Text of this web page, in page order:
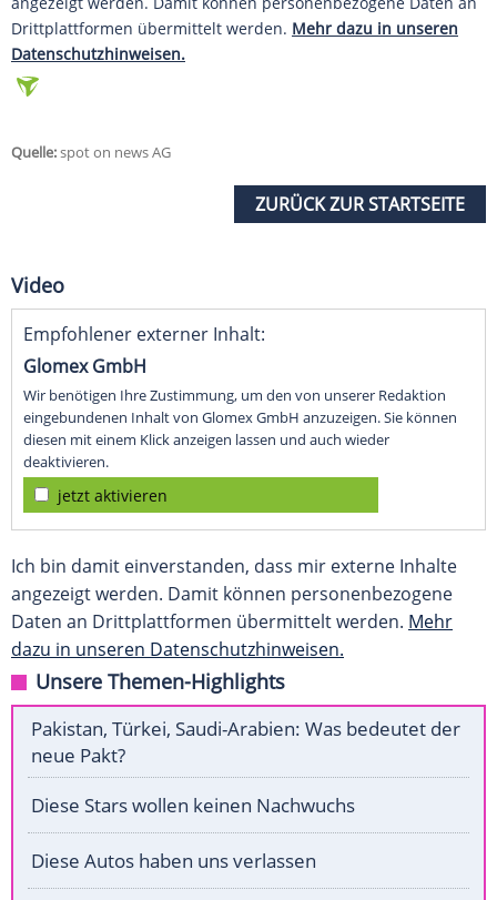
Drittplattformen übermittelt werden. Mehr dazu in unseren
Datenschutzhinweisen.
Quelle:spot on news AG
ZURÜCK ZUR STARTSEITE
Video
Empfohlener externer Inhalt:
Glomex GmbH
Wir benötigen Ihre Zustimmung, um den von unserer Redaktion
eingebundenen Inhalt von Glomex GmbH anzuzeigen. Sie können
diesen mit einem Klick anzeigen lassen und auch wieder
deaktivieren.
jetzt aktivieren
Ich bin damit einverstanden, dass mir externe Inhalte
angezeigt werden. Damit können personenbezogene
Daten an Drittplattformen übermittelt werden. Mehr
dazu in unseren Datenschutzhinweisen.
Unsere Themen-Highlights
Pakistan, Türkei, Saudi-Arabien: Was bedeutet der
neue Pakt?
Diese Stars wollen keinen Nachwuchs
Diese Autos haben uns verlassen